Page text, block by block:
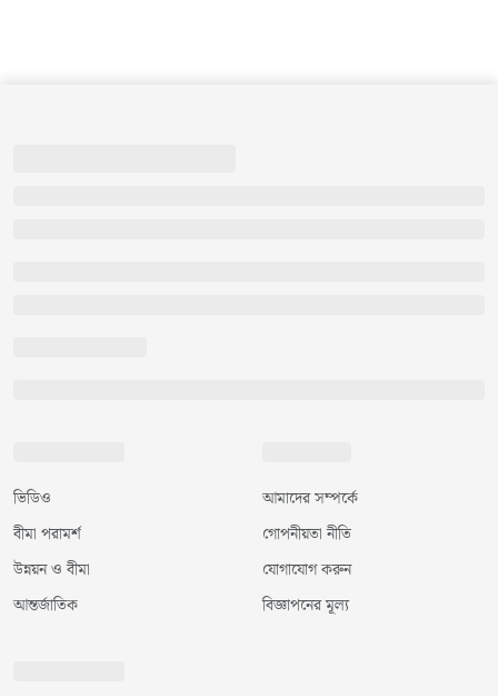
ভিডিও
বীমা পরামর্শ
উন্নয়ন ও বীমা
আন্তর্জাতিক
আমাদের সম্পর্কে
গোপনীয়তা নীতি
যোগাযোগ করুন
বিজ্ঞাপনের মূল্য